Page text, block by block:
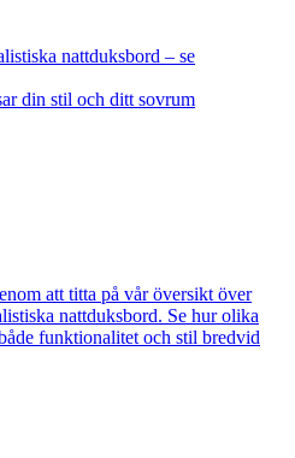
nattduksbord – se
din stil och ditt sovrum
att titta på vår översikt över
nattduksbord. Se hur olika
funktionalitet och stil bredvid